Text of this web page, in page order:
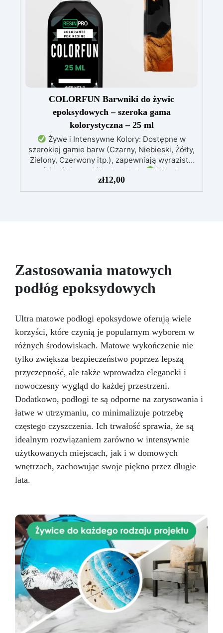
temperaturze topnienia, mydłem i cementem.
Odporność i trwałość: Umożliwia wykonanie
ponad 50 odlewów z różnych materiałów,
zachowując twardość 38 Shore A
COLORFUN Barwniki do żywic
epoksydowych – szeroka gama
kolorystyczna – 25 ml
Żywe i Intensywne Kolory: Dostępne w
szerokiej gamie barw (Czarny, Niebieski, Żółty,
Zielony, Czerwony itp.), zapewniają wyraziste
efekty już przy kilku kroplach.
Wysoka
Koncentracja: Możliwość regulacji
przezroczystości – od delikatnego odcienia po
Opracowana specjalnie do żywic epoksydowych
i akrylowych, zapewniając jednolitą mieszankę.
Niekompatybilna z Żywicami
Poliuretanowymi: Używaj wyłącznie z żywicami
żywic poliuretanowych Resin Pro.
zł12,00
Zastosowania matowych
podłóg epoksydowych
Ultra matowe podłogi epoksydowe oferują wiele
korzyści, które czynią je popularnym wyborem w
różnych środowiskach. Matowe wykończenie nie
tylko zwiększa bezpieczeństwo poprzez lepszą
przyczepność, ale także wprowadza elegancki i
nowoczesny wygląd do każdej przestrzeni.
Dodatkowo, podłogi te są odporne na zarysowania i
łatwe w utrzymaniu, co minimalizuje potrzebę
częstego czyszczenia. Ich trwałość sprawia, że są
idealnym rozwiązaniem zarówno w intensywnie
użytkowanych miejscach, jak i w domowych
wnętrzach, zachowując swoje piękno przez długie
lata.